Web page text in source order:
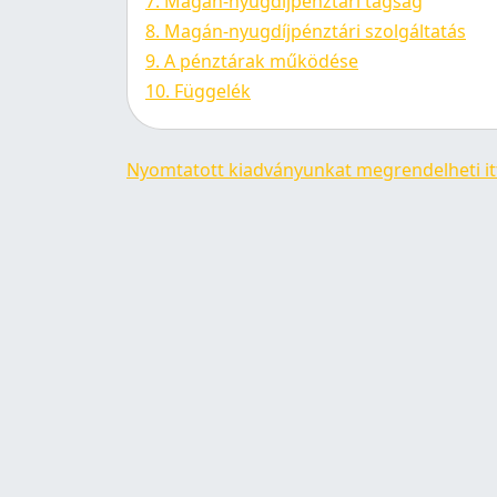
8. Magán-nyugdíjpénztári szolgáltatás
9. A pénztárak működése
10. Függelék
Nyomtatott kiadványunkat megrendelheti